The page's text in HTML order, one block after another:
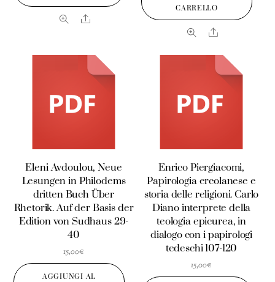
Share
CARRELLO
Share
Eleni Avdoulou, Neue
Lesungen in Philodems
dritten Buch Über
Rhetorik. Auf der Basis der
Edition von Sudhaus 29-
40
15,00€
AGGIUNGI AL
Enrico Piergiacomi,
Papirologia ercolanese e
storia delle religioni. Carlo
Diano interprete della
teologia epicurea, in
dialogo con i papirologi
tedeschi 107-120
15,00€